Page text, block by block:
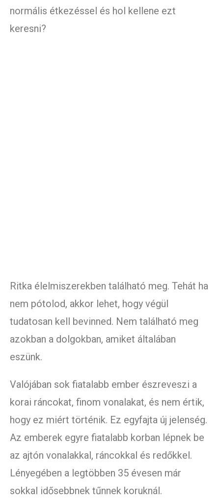
normális étkezéssel és hol kellene ezt
keresni?
Ritka élelmiszerekben található meg. Tehát ha
nem pótolod, akkor lehet, hogy végül
tudatosan kell bevinned. Nem található meg
azokban a dolgokban, amiket általában
eszünk.
Valójában sok fiatalabb ember észreveszi a
korai ráncokat, finom vonalakat, és nem értik,
hogy ez miért történik. Ez egyfajta új jelenség.
Az emberek egyre fiatalabb korban lépnek be
az ajtón vonalakkal, ráncokkal és redőkkel.
Lényegében a legtöbben 35 évesen már
sokkal idősebbnek tűnnek koruknál.